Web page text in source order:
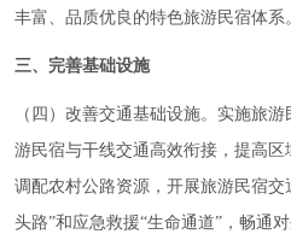
丰富、品质优良的特色旅游民宿体系
三、完善基础设施
（四）改善交通基础设施。实施旅
游民宿与干线交通高效衔接，提高
调配农村公路资源，开展旅游民宿
头路”和应急救援“生命通道”，畅通